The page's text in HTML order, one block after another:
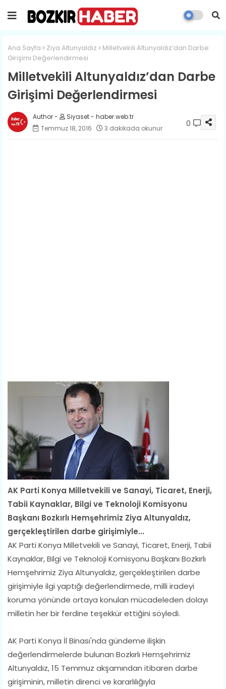
Ana Sayfa Ziya Altunyaldız
Milletvekili Altunyaldız’dan Darbe
Girişimi Değerlendirmesi
Milletvekili Altunyaldız’dan Darbe
Girişimi Değerlendirmesi
Siyaset - haber.web.tr
Temmuz 18, 2016
3 dakikada okunur 0
​AK Parti Konya Milletvekili ve Sanayi, Ticaret, Enerji,
Tabii Kaynaklar, Bilgi ve Teknoloji Komisyonu
Başkanı Bozkırlı Hemşehrimiz Ziya Altunyaldız,
gerçekleştirilen darbe girişimiyle...
AK Parti Konya Milletvekili ve Sanayi, Ticaret, Enerji, Tabii
Kaynaklar, Bilgi ve Teknoloji Komisyonu Başkanı Bozkırlı
Hemşehrimiz Ziya Altunyaldız, gerçekleştirilen darbe
girişimiyle ilgi yaptığı değerlendirmede, milli iradeyi
koruma yönünde ortaya konulan mücadeleden dolayı
milletin her bir ferdine teşekkür ettiğini söyledi.
AK Parti Konya İl Binası'nda gündeme ilişkin
değerlendirmelerde bulunan Bozkırlı Hemşehrimiz
Altunyaldız, 15 Temmuz akşamından itibaren darbe
girişiminin, milletin direnci ve kararlılığıyla